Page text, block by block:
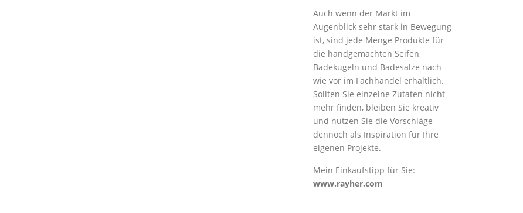
Auch wenn der Markt im
Augenblick sehr stark in Bewegung
ist, sind jede Menge Produkte für
die handgemachten Seifen,
Badekugeln und Badesalze nach
wie vor im Fachhandel erhältlich.
Sollten Sie einzelne Zutaten nicht
mehr finden, bleiben Sie kreativ
und nutzen Sie die Vorschläge
dennoch als Inspiration für Ihre
eigenen Projekte.
Mein Einkaufstipp für Sie:
www.rayher.com